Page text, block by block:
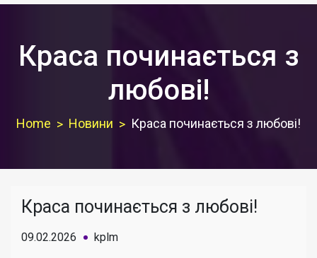
Краса починається з
любові!
Home Новини Краса починається з любові!
Краса починається з любові!
09.02.2026 kplm